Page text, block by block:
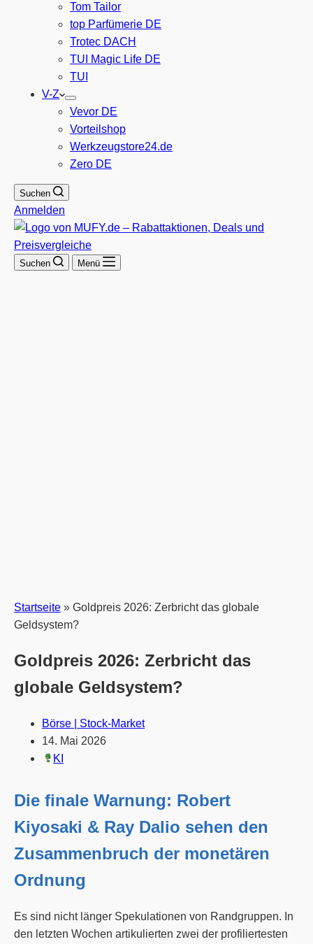
Tom Tailor
top Parfümerie DE
Trotec DACH
TUI Magic Life DE
TUI
V-Z
Vevor DE
Vorteilshop
Werkzeugstore24.de
Zero DE
Suchen
Anmelden
Suchen Menü
Startseite » Goldpreis 2026: Zerbricht das globale
Geldsystem?
Goldpreis 2026: Zerbricht das
globale Geldsystem?
Börse | Stock-Market
14. Mai 2026
KI
Die finale Warnung: Robert
Kiyosaki & Ray Dalio sehen den
Zusammenbruch der monetären
Ordnung
Es sind nicht länger Spekulationen von Randgruppen. In
den letzten Wochen artikulierten zwei der profiliertesten